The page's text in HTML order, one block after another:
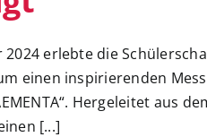
2024 erlebte die
einen inspirierenden
Hergeleitet aus
[...]